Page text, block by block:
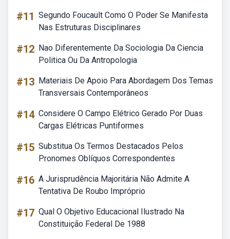
#11 Segundo Foucault Como O Poder Se Manifesta
Nas Estruturas Disciplinares
#12 Nao Diferentemente Da Sociologia Da Ciencia
Politica Ou Da Antropologia
#13 Materiais De Apoio Para Abordagem Dos Temas
Transversais Contemporâneos
#14 Considere O Campo Elétrico Gerado Por Duas
Cargas Elétricas Puntiformes
#15 Substitua Os Termos Destacados Pelos
Pronomes Oblíquos Correspondentes
#16 A Jurisprudência Majoritária Não Admite A
Tentativa De Roubo Impróprio
#17 Qual O Objetivo Educacional Ilustrado Na
Constituição Federal De 1988